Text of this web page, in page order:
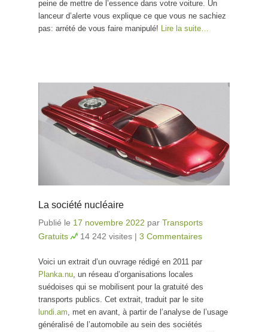
peine de mettre de l’essence dans votre voiture. Un
lanceur d’alerte vous explique ce que vous ne sachiez
pas: arrété de vous faire manipulé! Lire la suite…
La société nucléaire
Publié le 17 novembre 2022 par Transports
Gratuits
14 242 visites | 3 Commentaires
Voici un extrait d’un ouvrage rédigé en 2011 par
Planka.nu, un réseau d’organisations locales
suédoises qui se mobilisent pour la gratuité des
transports publics. Cet extrait, traduit par le site
lundi.am, met en avant, à partir de l’analyse de l’usage
généralisé de l’automobile au sein des sociétés